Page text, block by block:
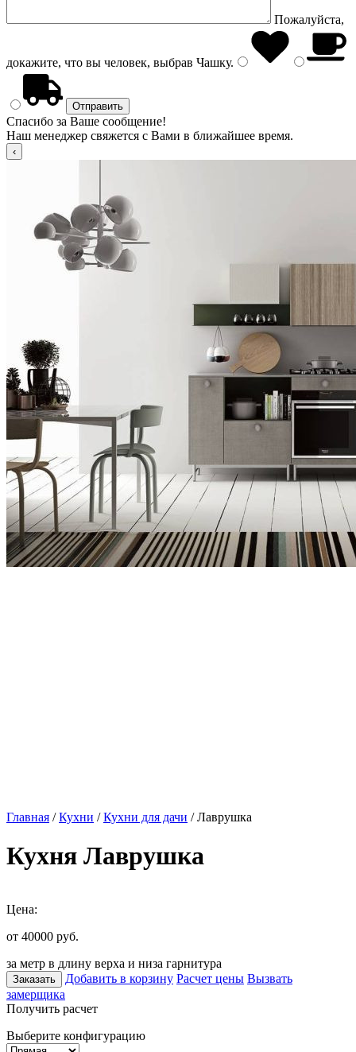
Пожалуйста,
докажите, что вы человек, выбрав Чашку.
Спасибо за Ваше сообщение!
Наш менеджер свяжется с Вами в ближайшее время.
Главная /Кухни /Кухни для дачи / Лаврушка
Кухня Лаврушка
Цена:
от 40000 руб.
за метр в длину верха и низа гарнитура
Заказать Добавить в корзину Расчет цены Вызвать
замерщика
Получить расчет
Выберите конфигурацию